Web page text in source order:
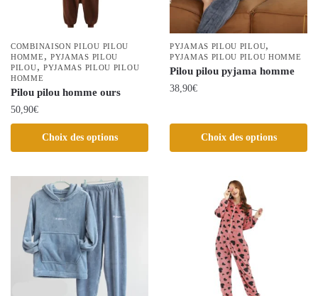
page
du
produit
choisies
la
page
du
produit
COMBINAISON PILOU PILOU
HOMME, PYJAMAS PILOU
PILOU, PYJAMAS PILOU PILOU
HOMME
Pilou pilou homme ours
50,90€
Choix des options
produit
plusieurs
variations.
options
peuvent
PYJAMAS PILOU PILOU,
PYJAMAS PILOU PILOU HOMME
Pilou pilou pyjama homme
38,90€
Choix des options
produit